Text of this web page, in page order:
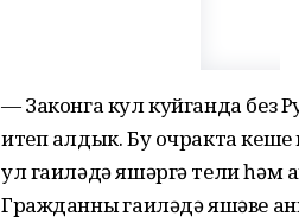
— Законга кул куйганда без
итеп алдык. Бу очракта
ул гаиләдә яшәргә тели һәм
Гражданның гаиләдә яшәве